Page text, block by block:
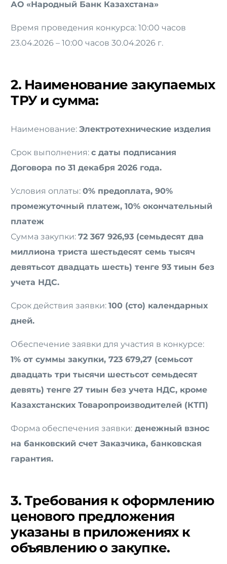
АО «Народный Банк Казахстана»
Время проведения конкурса: 10:00 часов
23.04.2026 – 10:00 часов 30.04.2026 г.
2. Наименование закупаемых
ТРУ и сумма:
Наименование:Электротехнические изделия
Срок выполнения:с даты подписания
Договора по 31 декабря 2026 года.
Условия оплаты:0% предоплата, 90%
промежуточный платеж, 10% окончательный
платеж
Сумма закупки:72 367 926,93 (семьдесят два
миллиона триста шестьдесят семь тысяч
девятьсот двадцать шесть) тенге 93 тиын без
учета НДС.
Срок действия заявки:100 (сто) календарных
дней.
Обеспечение заявки для участия в конкурсе:
1% от суммы закупки, 723 679,27 (семьсот
двадцать три тысячи шестьсот семьдесят
девять) тенге 27 тиын без учета НДС, кроме
Казахстанских Товаропроизводителей (КТП)
Форма обеспечения заявки: денежный взнос
на банковский счет Заказчика, банковская
гарантия.
3. Требования к оформлению
ценового предложения
указаны в приложениях к
объявлению о закупке.